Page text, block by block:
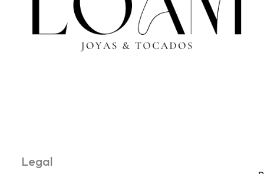
Legal